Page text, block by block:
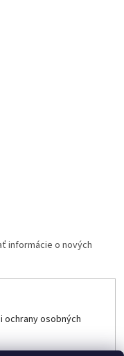
informácie o nových
ochrany osobných